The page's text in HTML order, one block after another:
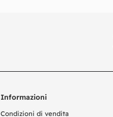
Informazioni
Condizioni di vendita